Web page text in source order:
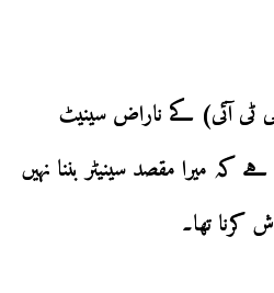
ٹی آئی) کے ناراض سینیٹ
کہ میرا مقصد سینیٹر بننا نہیں
کرنا تھا۔